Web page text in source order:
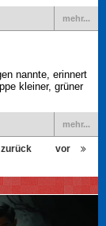
mehr...
nannte, erinnert
kleiner, grüner
mehr...
vor
zurück